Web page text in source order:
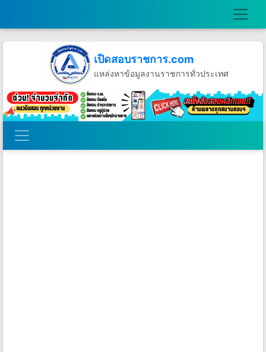
เปิดสอบราชการ.com
แหล่งหาข้อมูลงานราชการทั่วประเทศ
วันศุกร์ที่ 7 เดือนสิงหาคม พ.ศ.2569